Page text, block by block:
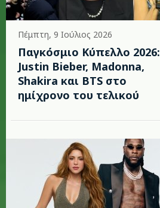
Πέμπτη, 9 Ιούλιος 2026
Παγκόσμιο Κύπελλο 2026:
Justin Bieber, Madonna,
Shakira και BTS στο
ημίχρονο του τελικού